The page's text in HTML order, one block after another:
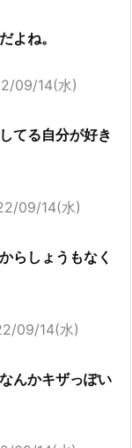
よね。
09/14(水)
てる自分が好き
09/14(水)
らしょうもなく
09/14(水)
んかキザっぽい